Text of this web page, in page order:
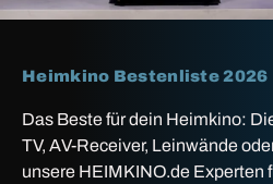
Heimkino Bestenliste 2026
Das Beste für dein Heimkino:
TV, AV-Receiver, Leinwände
unsere HEIMKINO.de Experten